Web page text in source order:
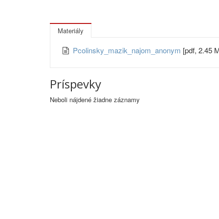
Materiály
Pcolinsky_mazik_najom_anonym [pdf, 2.45
Príspevky
Neboli nájdené žiadne záznamy